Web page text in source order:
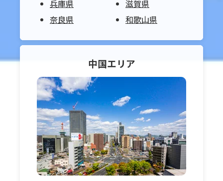
兵庫県
奈良県
滋賀県
和歌山県
中国エリア